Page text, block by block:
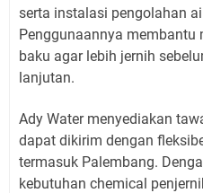
serta instalasi pengolahan
Penggunaannya
baku agar lebih jernih
lanjutan.
Ady Water menyediakan
dapat dikirim dengan
termasuk Palembang.
kebutuhan chemical